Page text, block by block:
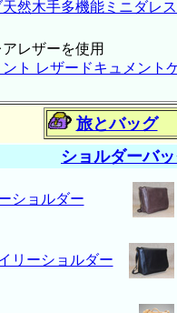
天然木手多機能ミニダレ
レザーを使用
ト レザードキュメント
旅とバッグ
ショルダーバ
ショルダー
リーショルダー